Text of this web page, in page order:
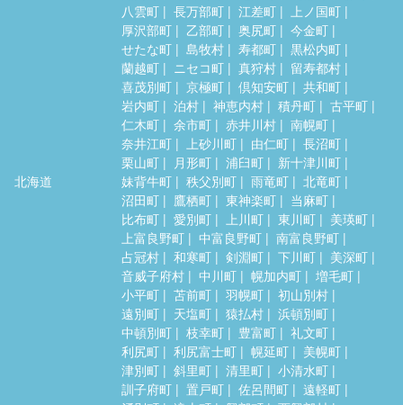
北海道
八雲町
長万部町 江差町
上ノ国町
厚沢部町
乙部町 奥尻町
今金町
せたな町
島牧村 寿都町
黒松内町
蘭越町
ニセコ町 真狩村
留寿都村
喜茂別町
京極町 倶知安町
共和町
岩内町
泊村 神恵内村 積丹町
古平町
仁木町
余市町 赤井川村
南幌町
奈井江町
上砂川町 由仁町
長沼町
栗山町
月形町 浦臼町
新十津川町
妹背牛町
秩父別町 雨竜町
北竜町
沼田町
鷹栖町 東神楽町
当麻町
比布町
愛別町 上川町 東川町
美瑛町
上富良野町
中富良野町
南富良野町
占冠村
和寒町 剣淵町 下川町
美深町
音威子府村
中川町 幌加内町
増毛町
小平町
苫前町 羽幌町
初山別村
遠別町
天塩町 猿払村
浜頓別町
中頓別町
枝幸町 豊富町
礼文町
利尻町
利尻富士町 幌延町
美幌町
津別町
斜里町 清里町
小清水町
訓子府町
置戸町 佐呂間町
遠軽町